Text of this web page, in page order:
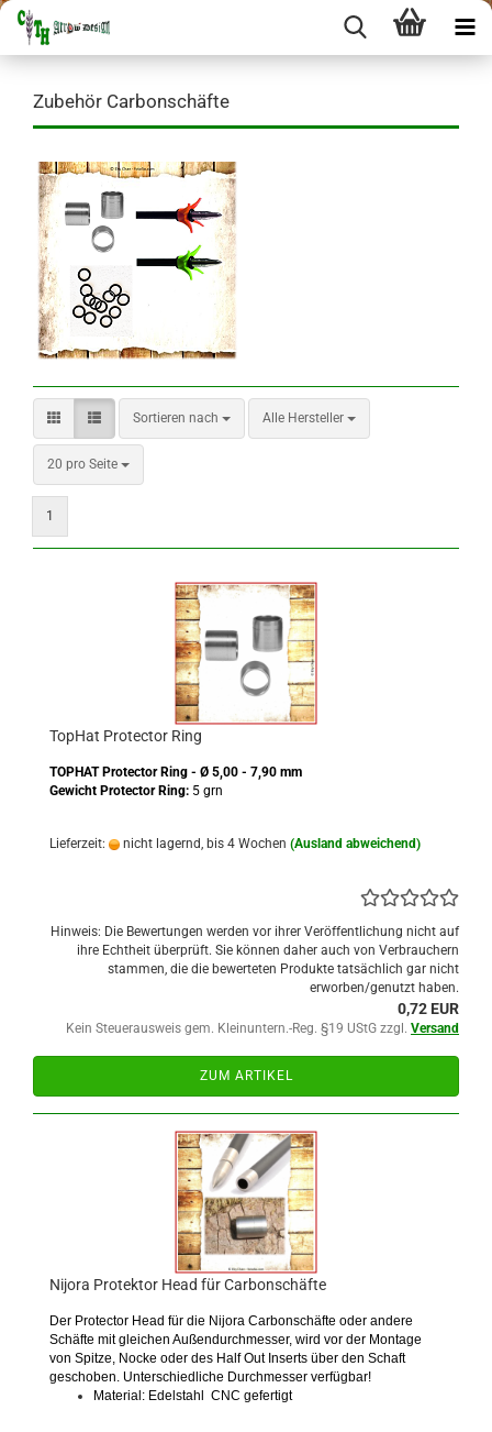
Zubehör Carbonschäfte
Sortieren nach
Sortieren nach Alle Hersteller
20 pro Seite
pro Seite
1
TopHat Protector Ring
TOPHAT Protector Ring - Ø 5,00 - 7,90 mm
Gewicht Protector Ring: 5 grn
Lieferzeit: nicht lagernd, bis 4 Wochen (Ausland abweichend)
Hinweis: Die Bewertungen werden vor ihrer Veröffentlichung nicht auf
ihre Echtheit überprüft. Sie können daher auch von Verbrauchern
stammen, die die bewerteten Produkte tatsächlich gar nicht
erworben/genutzt haben.
0,72 EUR
Kein Steuerausweis gem. Kleinuntern.-Reg. §19 UStG zzgl. Versand
ZUM ARTIKEL
Nijora Protektor Head für Carbonschäfte
Der Protector Head für die Nijora Carbonschäfte oder andere
Schäfte mit gleichen Außendurchmesser, wird vor der Montage
von Spitze, Nocke oder des Half Out Inserts über den Schaft
geschoben. Unterschiedliche Durchmesser verfügbar!
Material: Edelstahl CNC gefertigt